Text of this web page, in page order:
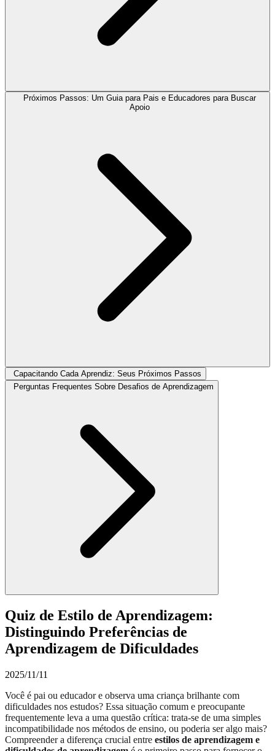
Próximos Passos: Um Guia para Pais e Educadores para Buscar
Apoio
Capacitando Cada Aprendiz: Seus Próximos Passos
Perguntas Frequentes Sobre Desafios de Aprendizagem
Quiz de Estilo de Aprendizagem:
Distinguindo Preferências de
Aprendizagem de Dificuldades
2025/11/11
Você é pai ou educador e observa uma criança brilhante com
dificuldades nos estudos? Essa situação comum e preocupante
frequentemente leva a uma questão crítica: trata-se de uma simples
incompatibilidade nos métodos de ensino, ou poderia ser algo mais?
Compreender a diferença crucial entre estilos de aprendizagem e